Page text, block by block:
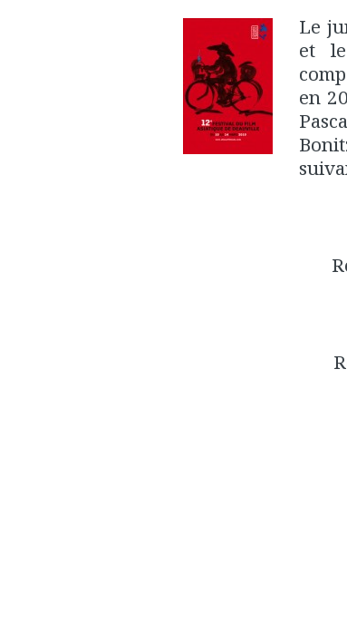
Le
et
en